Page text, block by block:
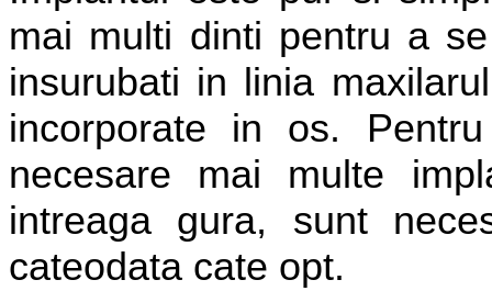
mai multi dinti pentru a
insurubati in linia
incorporate in os.
necesare mai multe
intreaga gura, sunt
cateodata cate opt.